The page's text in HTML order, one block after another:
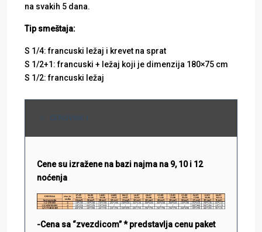
na svakih 5 dana.
Tip smeštaja:
S 1/4: francuski ležaj i krevet na sprat
S 1/2+1: francuski + ležaj koji je dimenzija 180×75 cm
S 1/2: francuski ležaj
CENOVNIK 1
Cene su izražene na bazi najma na 9, 10 i 12
noćenja
-Cena sa “zvezdicom” * predstavlja cenu paket